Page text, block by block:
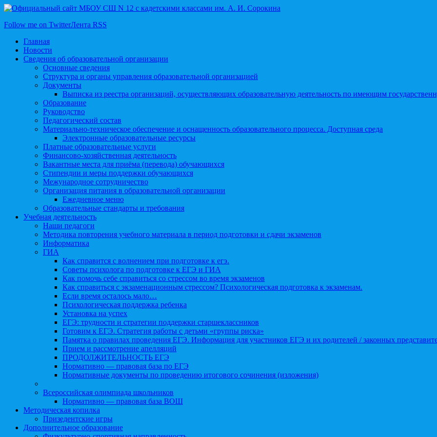
Follow me on TwitterЛента RSS
Главная
Новости
Сведения об образовательной организации
Основные сведения
Структура и органы управления образовательной организацией
Документы
Выписка из реестра организаций, осуществляющих образовательную деятельность по имеющим
Образование
Руководство
Педагогический состав
Материально-техническое обеспечение и оснащенность образовательного процесса. Доступная среда
Электронные образовательные ресурсы
Платные образовательные услуги
Финансово-хозяйственная деятельность
Вакантные места для приёма (перевода) обучающихся
Стипендии и меры поддержки обучающихся
Межународное сотрудничество
Организация питания в образовательной организации
Ежедневное меню
Образовательные стандарты и требования
Учебная деятельность
Наши педагоги
Методика повторения учебного материала в период подготовки и сдачи экзаменов
Информатика
ГИА
Как справится с волнением при подготовке к егэ.
Советы психолога по подготовке к ЕГЭ и ГИА
Как помочь себе справиться со стрессом во время экзаменов
Как справиться с экзаменационным стрессом? Психологическая подготовка к экзаменам.
Если время осталось мало…
Психологическая поддержка ребенка
Установка на успех
ЕГЭ: трудности и стратегии поддержки старшеклассников
Готовим к ЕГЭ. Стратегия работы с детьми «группы риска»
Памятка о правилах проведения ЕГЭ. Информация для участников ЕГЭ и их родителей / законных
Прием и рассмотрение апелляций
ПРОДОЛЖИТЕЛЬНОСТЬ ЕГЭ
Нормативно — правовая база по ЕГЭ
Нормативные документы по проведению итогового сочинения (изложения)
Всероссийская олимпиада школьников
Нормативно — правовая база ВОШ
Методическая копилка
Призедентские игры
Дополнительное образование